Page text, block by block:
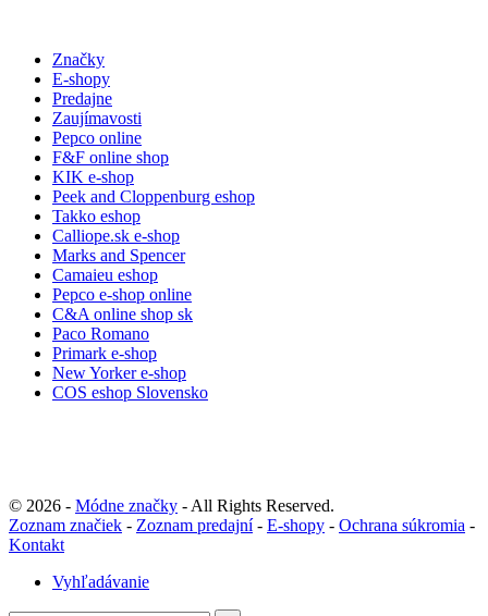
Značky
E-shopy
Predajne
Zaujímavosti
Pepco online
F&F online shop
KIK e-shop
Peek and Cloppenburg eshop
Takko eshop
Calliope.sk e-shop
Marks and Spencer
Camaieu eshop
Pepco e-shop online
C&A online shop sk
Paco Romano
Primark e-shop
New Yorker e-shop
COS eshop Slovensko
© 2026 - Módne značky - All Rights Reserved.
Zoznam značiek - Zoznam predajní- E-shopy - Ochrana súkromia -
Kontakt
Vyhľadávanie